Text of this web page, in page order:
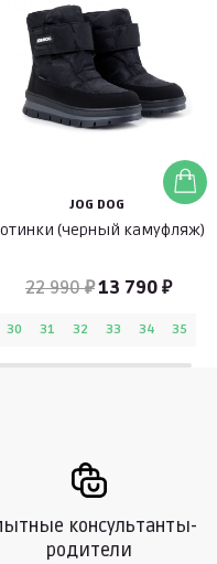
JOG DOG
(черный камуфляж)
22 990 ₽13 790 ₽
30 31 32 33 34 35
консультанты-
родители